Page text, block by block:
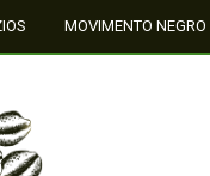
MOVIMENTO NEGRO